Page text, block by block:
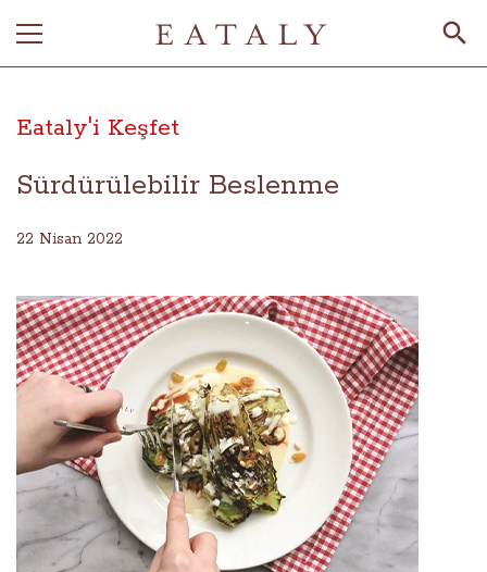
Eataly'i Keşfet
Sürdürülebilir Beslenme
22 Nisan 2022